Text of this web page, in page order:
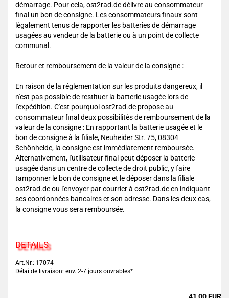
démarrage. Pour cela, ost2rad.de délivre au consommateur
final un bon de consigne. Les consommateurs finaux sont
légalement tenus de rapporter les batteries de démarrage
usagées au vendeur de la batterie ou à un point de collecte
communal.
Retour et remboursement de la valeur de la consigne :
En raison de la réglementation sur les produits dangereux, il
n'est pas possible de restituer la batterie usagée lors de
l'expédition. C'est pourquoi ost2rad.de propose au
consommateur final deux possibilités de remboursement de la
valeur de la consigne : En rapportant la batterie usagée et le
bon de consigne à la filiale, Neuheider Str. 75, 08304
Schönheide, la consigne est immédiatement remboursée.
Alternativement, l'utilisateur final peut déposer la batterie
usagée dans un centre de collecte de droit public, y faire
tamponner le bon de consigne et le déposer dans la filiale
ost2rad.de ou l'envoyer par courrier à ost2rad.de en indiquant
ses coordonnées bancaires et son adresse. Dans les deux cas,
la consigne vous sera remboursée.
DETAILS
Art.Nr.: 17074
Délai de livraison: env. 2-7 jours ouvrables*